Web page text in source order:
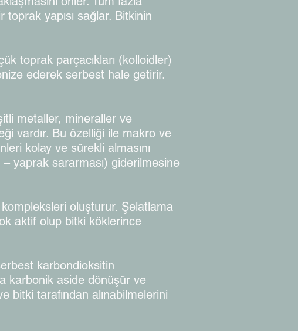
yapısı sağlar. Bitkinin
toprak parçacıkları (kolloidler)
ederek serbest hale getirir.
metaller, mineraller ve
vardır. Bu özelliği ile makro ve
kolay ve sürekli almasını
yaprak sararması) giderilmesine
oluşturur. Şelatlama
aktif olup bitki köklerince
karbondioksitin
karbonik aside dönüşür ve
bitki tarafından alınabilmelerini